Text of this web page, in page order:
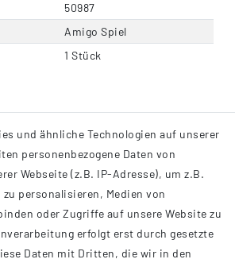
50987
Amigo Spiel
1 Stück
und ähnliche Technologien auf unserer
personenbezogene Daten von
Webseite (z.B. IP-Adresse), um z.B.
personalisieren, Medien von
oder Zugriffe auf unsere Website zu
erfolgt erst durch gesetzte
Daten mit Dritten, die wir in den